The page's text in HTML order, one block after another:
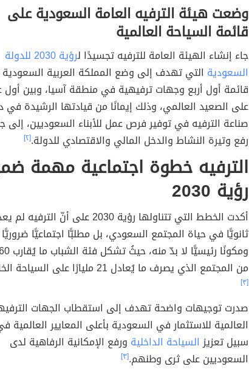
وضعت هيئة الترفيه العامة السعودية على
قائمة السياحة العالمية
جاء إنشاء الهيئة العامة للترفيه تجسيدًا ل
رؤية 2030 للدولة
السعودية التي تهدف إلى وضع المملكة العربية
قائمة أول أربع وجهات ترفيهية في منطقة آسيا، وبين
على الصعيد العالمي، وذلك إيمانًا من قيادتها الرشيدة في
صناعة الترفيه في توفير فرص عمل للأبناء السعوديين، إلى
رفع وتيرة النشاط والدخل المالي والاقتصادي للدولة.[٢]
الترفيه خطوة اجتماعية مهمة
رؤية 2030
أكدت الخطط التي تتناولها رؤية 2030 على أنّ
ثانويًّا في حياة المجتمع السعودي، بل مطلبًّا اجتماعيًّا ضروريًّا
من المجتمع الذي يصرف ما يُعادل 21 مليارًا على السياحة الخارجية.
[٣]
صدرت توجيهات واضحة تهدف إلى استقطاب الجهات
العالمية للاستثمار في السعودية بأعلى المعايير العالمية
سبيل تعزيزالسياحة الداخلية ورفع الإمكانية الرفاهية لدى
السعوديين على ثرى وطنهم.[٣]